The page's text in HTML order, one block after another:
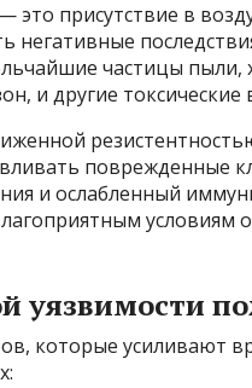
присутствие в
частицы пыли,
и другие токсические
поврежденные
и ослабленный
условиям
уязвимости
которые усиливают